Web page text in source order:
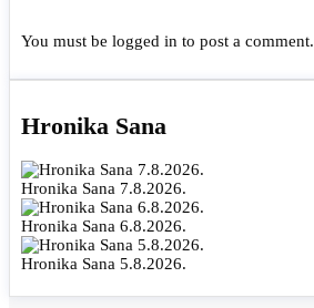
You must be logged in to post a comment.
Hronika Sana
Hronika Sana 7.8.2026.
Hronika Sana 6.8.2026.
Hronika Sana 5.8.2026.